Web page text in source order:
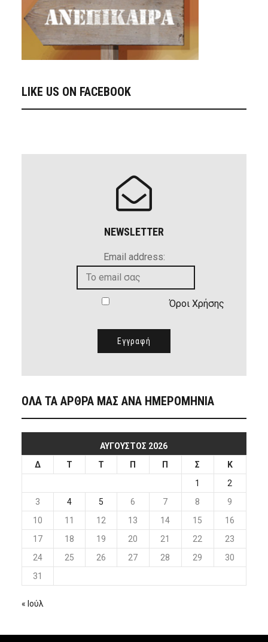
LIKE US ON FACEBOOK
NEWSLETTER
Email address:
Όροι Χρήσης
ΟΛΑ ΤΑ ΑΡΘΡΑ ΜΑΣ ΑΝΑ ΗΜΕΡΟΜΗΝΙΑ
ΑΎΓΟΥΣΤΟΣ 2026
Δ
Τ Τ Π Π Σ
Κ
1
2
3
4 5 6 7 8
9
10
11 12 13 14 15
16
17
18 19 20 21 22
23
24
25 26 27 28 29
30
31
« Ιούλ